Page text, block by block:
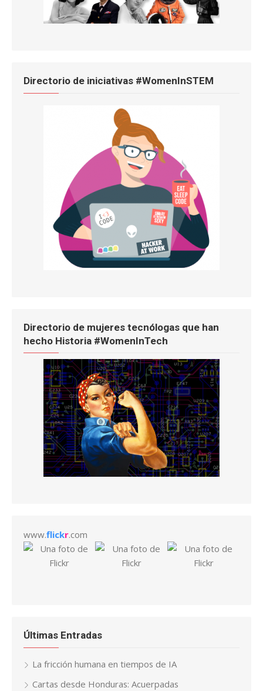
Directorio de iniciativas #WomenInSTEM
Directorio de mujeres tecnólogas que han
hecho Historia #WomenInTech
www.flickr.com
Últimas Entradas
La fricción humana en tiempos de IA
Cartas desde Honduras: Acuerpadas